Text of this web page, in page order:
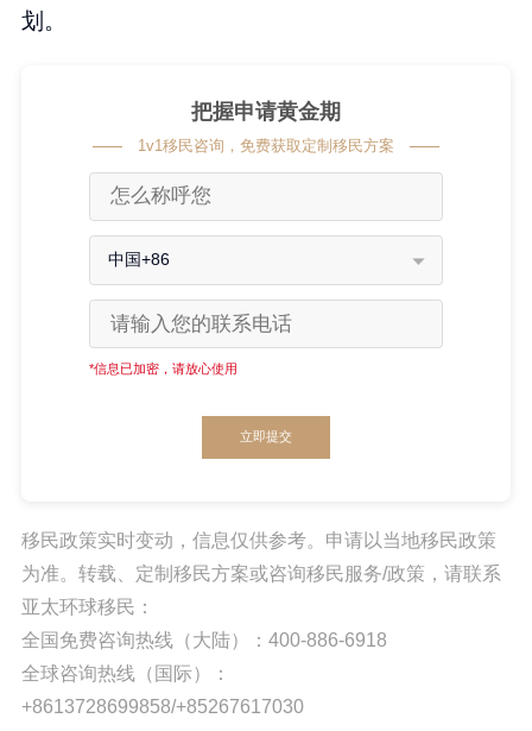
划。
把握申请黄金期
1v1移民咨询，免费获取定制移民方案
中国+86
*信息已加密，请放心使用
立即提交
移民政策实时变动，信息仅供参考。申请以当地移民政策
为准。转载、定制移民方案或咨询移民服务/政策，请联系
亚太环球移民：
全国免费咨询热线（大陆）：400-886-6918
全球咨询热线（国际）：
+8613728699858/+85267617030